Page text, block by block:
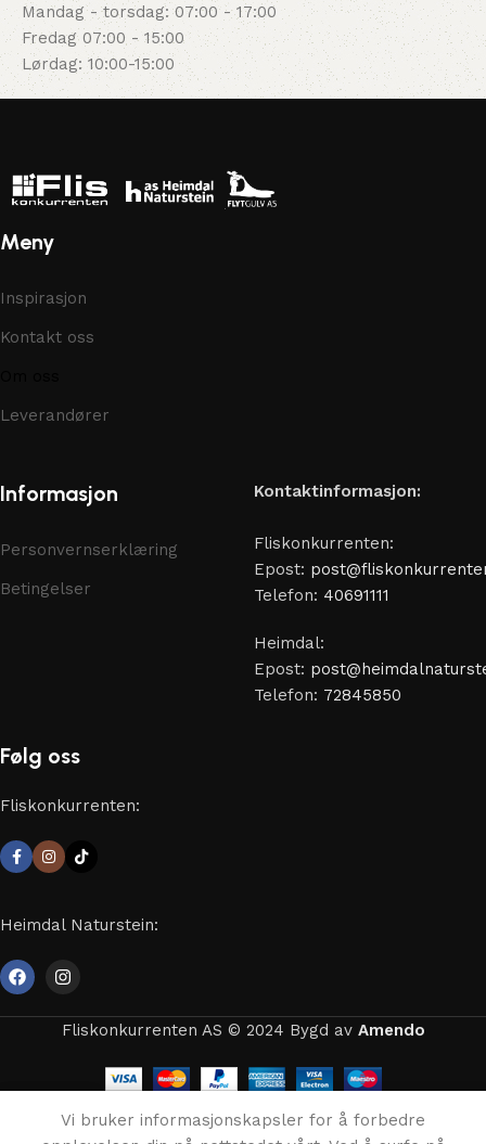
Mandag - torsdag: 07:00 - 17:00
Fredag 07:00 - 15:00
Lørdag: 10:00-15:00
Meny
Inspirasjon
Kontakt oss
Leverandører
Informasjon
Personvernserklæring
Betingelser
Kontaktinformasjon:
Fliskonkurrenten:
Epost:
Telefon: 40691111
Heimdal:
Epost:
Telefon: 72845850
Følg oss
Fliskonkurrenten:
Heimdal Naturstein:
Fliskonkurrenten AS © 2024 Bygd av Amendo
Vi bruker informasjonskapsler for å forbedre